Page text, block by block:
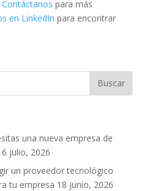
Contáctanos para más
en LinkedIn para encontrar
una nueva empresa de
6 julio, 2026
un proveedor tecnológico
tu empresa 18 junio, 2026